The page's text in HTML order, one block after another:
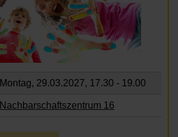
Montag, 29.03.2027, 17.30 - 19.00
Nachbarschaftszentrum 16